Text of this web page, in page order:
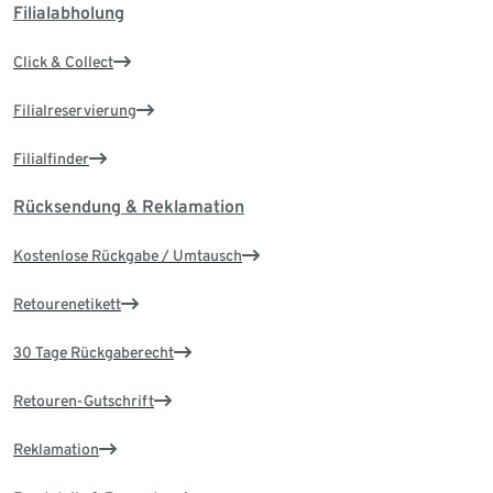
Filialabholung
Click & Collect
Filialreservierung
Filialfinder
Rücksendung & Reklamation
Kostenlose Rückgabe / Umtausch
Retourenetikett
30 Tage Rückgaberecht
Retouren-Gutschrift
Reklamation